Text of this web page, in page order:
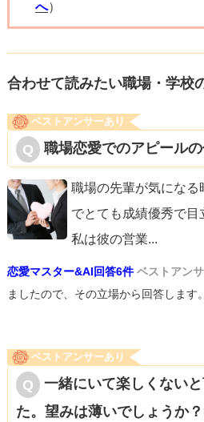
愛も長持ちしますよ。【優先する
せんが、あなたのことももっと
しれません。彼のペースを尊重
りも付き合いやすくなるからです
へ）
合わせて読みたい職場・学校
ベストアンサーあり
職場恋愛でのアピールの
職場の先輩が気になる
でとても成績優秀で目
私は彼の営業...
恋愛マスター&AI回答6件 ベストアン
ましたので、その立場から回答します
ベストアンサーあり
一緒にいて楽しくない
た。望みは薄いでしょうか？